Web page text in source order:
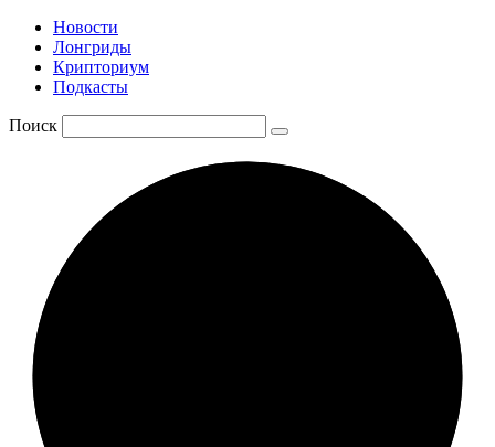
Новости
Лонгриды
Крипториум
Подкасты
Поиск